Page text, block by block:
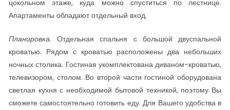
цокольном этаже, куда можно спуститься по лестнице.
Апартаменты обладают отдельный вход.
Планировка. Отдельная спальня с большой двуспальной
кроватью. Рядом с кроватью расположены два небольших
ночных столика. Гостиная укомплектована диваном-кроватью,
телевизором, столом. Во второй части гостиной оборудована
светлая кухня с необходимой бытовой техникой, поэтому Вы
сможете самостоятельно готовить еду. Для Вашего удобства в